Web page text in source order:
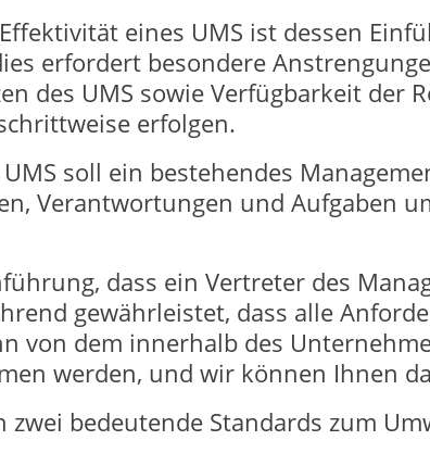
eines UMS ist dessen
erfordert besondere
des UMS sowie Verfügbarkeit der
erfolgen.
soll ein bestehendes
Verantwortungen und Aufgaben
dass ein Vertreter des
gewährleistet, dass alle
von dem innerhalb des
werden, und wir können Ihnen
zwei bedeutende Standards zum